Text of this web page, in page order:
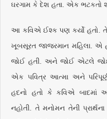
ઘરગામ કે દેશ હતા. એક ભટકતો
આ કવિએ ઈશ્ક પણ કર્યો હતો.
ખૂબસૂરત જાજરમાન મહિલા. એ
જોઈ હતી. અને જોઈ એટલે
એક પવિત્ર આત્મા અને
હદનો હતો કે કવિએ બાદમાં
નહોતી. તે મનોમન તેની